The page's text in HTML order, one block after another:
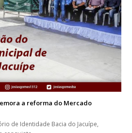
a reforma do Mercado
de Identidade Bacia do Jacuípe,